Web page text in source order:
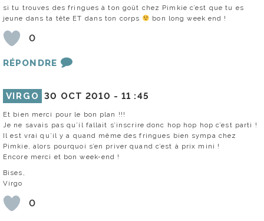
si tu trouves des fringues à ton goût chez Pimkie c’est que tu es
jeune dans ta tête ET dans ton corps
bon long week end !
0
RÉPONDRE
VIRGO 30 OCT 2010 -11 :45
Et bien merci pour le bon plan !!!
Je ne savais pas qu’il fallait s’inscrire donc hop hop hop c’est parti !
Il est vrai qu’il y a quand même des fringues bien sympa chez
Pimkie, alors pourquoi s’en priver quand c’est à prix mini !
Encore merci et bon week-end !
Bises,
Virgo
0